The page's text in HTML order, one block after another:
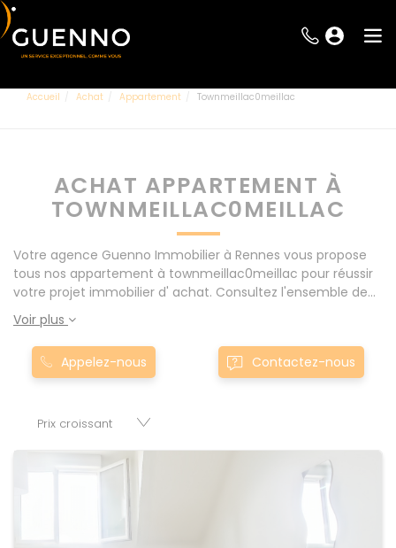
Accueil Achat Appartement Townmeillac0meillac
ACHAT APPARTEMENT À
TOWNMEILLAC0MEILLAC
Votre agence Guenno Immobilier à Rennes vous propose
tous nos appartement à townmeillac0meillac pour réussir
votre projet immobilier d' achat. Consultez l'ensemble de
nos offres à Rennes mais également aux alentours : Le
Rheu, Pacé, Montgermont... Nos appartement à
townmeillac0meillac sont proposés au meilleur prix du
marché pour permettre au plus grand nombre de réussir
appartements, maisons, immeubles, terrains et murs.
Voir plus
Appelez-nous Contactez-nous